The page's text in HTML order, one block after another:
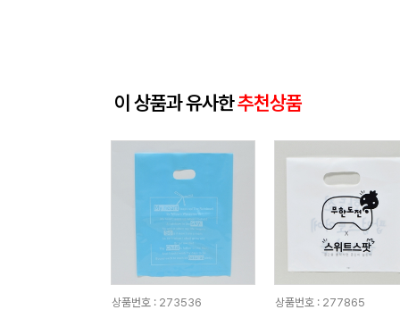
이 상품과 유사한추천상품
상품번호 : 273536
상품번호 : 277865